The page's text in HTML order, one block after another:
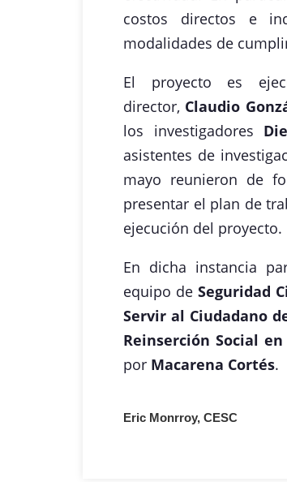
costos directos e
modalidades de
El proyecto es
director, Claudio
los investigadores
asistentes de
mayo reunieron de
presentar el plan de
ejecución del proyecto.
En dicha instancia
equipo deSeguridad
Servir al Ciudadano
Reinserción Social
por Macarena Cortés.
Eric Monrroy, CESC